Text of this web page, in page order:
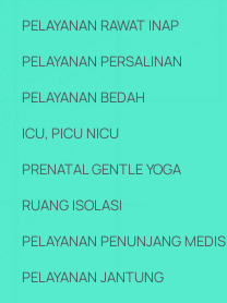
PELAYANAN RAWAT INAP
PELAYANAN PERSALINAN
PELAYANAN BEDAH
ICU, PICU NICU
PRENATAL GENTLE YOGA
RUANG ISOLASI
PELAYANAN PENUNJANG MEDIS
PELAYANAN JANTUNG